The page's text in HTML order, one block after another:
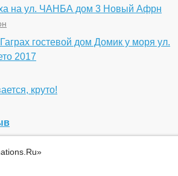
на ул. ЧАНБА дом 3 Новый Афрн
гостевой дом Домик у моря ул.
2017
круто!